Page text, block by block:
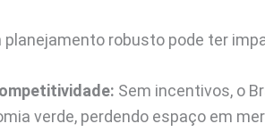
planejamento robusto pode ter
Sem incentivos, o
verde, perdendo espaço em